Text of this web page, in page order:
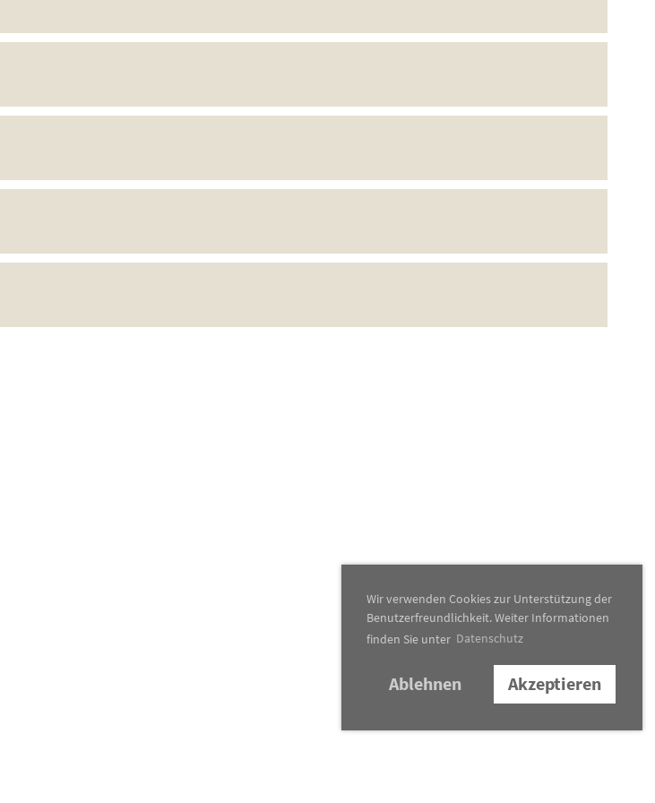
Wir verwenden Cookies zur Unterstützung der
Benutzerfreundlichkeit. Weiter Informationen
finden Sie unter Datenschutz
Ablehnen Akzeptieren